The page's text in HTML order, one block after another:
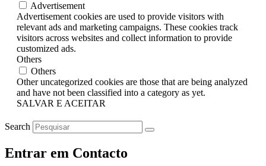
Advertisement
Advertisement cookies are used to provide visitors with
relevant ads and marketing campaigns. These cookies track
visitors across websites and collect information to provide
customized ads.
Others
Others
Other uncategorized cookies are those that are being analyzed
and have not been classified into a category as yet.
SALVAR E ACEITAR
Search
Entrar em Contacto